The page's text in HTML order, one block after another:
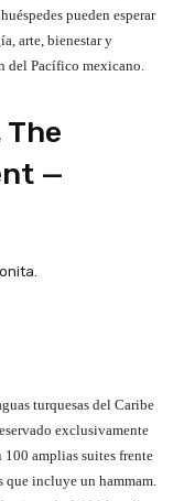
pueden esperar
arte, bienestar y
del Pacífico mexicano.
The
—
turquesas del Caribe
exclusivamente
amplias suites frente
que incluye un hammam.